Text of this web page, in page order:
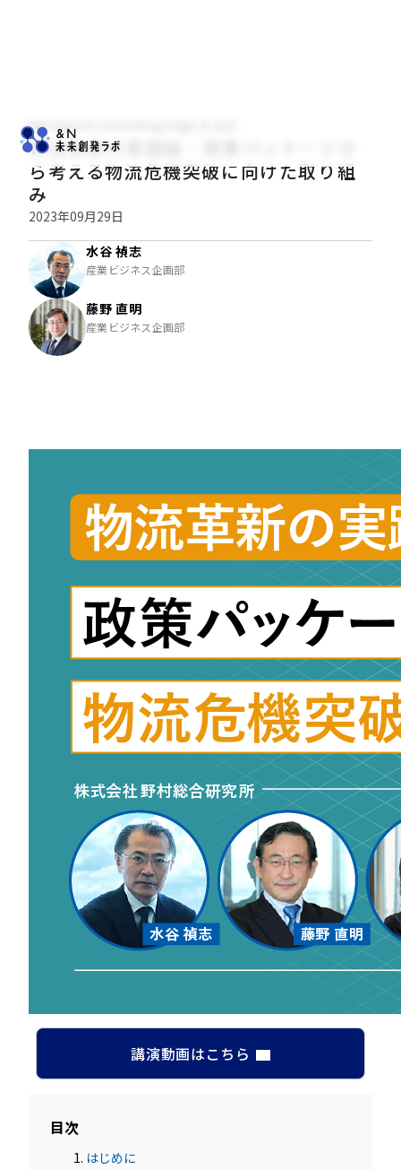
NRI Digital Consulting Edge
物流革新の実践論：政策パッケージか
ら考える物流危機突破に向けた取り組
み
2023年09月29日
水谷 禎志
産業ビジネス企画部
藤野 直明
産業ビジネス企画部
講演動画はこちら
目次
はじめに